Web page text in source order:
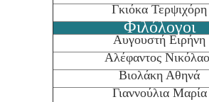
Γκιόκα Τερψιχόρη
Φιλόλογοι
Αυγουστή Ειρήνη
Αλέφαντος
Βιολάκη Αθηνά
Γιαννούλια Μαρία